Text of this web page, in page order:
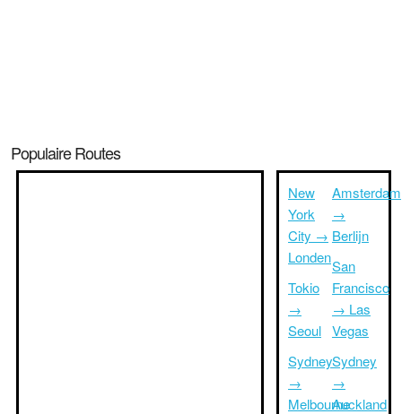
Populaire Routes
New
York
City →
Londen
Tokio
→
Seoul
Sydney
→
Melbourne
Amsterdam
→
Berlijn
San
Francisco
→ Las
Vegas
Sydney
→
Auckland